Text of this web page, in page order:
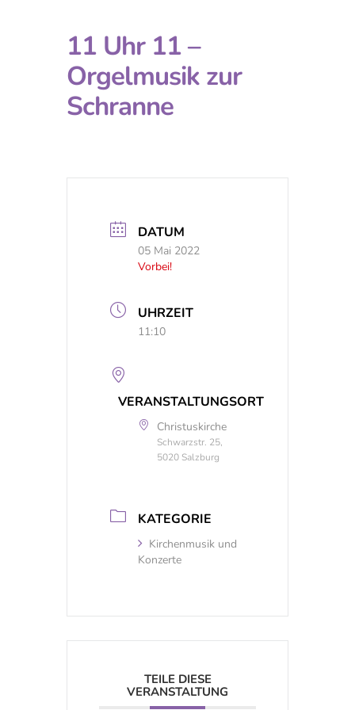
11 Uhr 11 –
Orgelmusik zur
Schranne
DATUM
05 Mai 2022
Vorbei!
UHRZEIT
11:10
VERANSTALTUNGSORT
Christuskirche
Schwarzstr. 25,
5020 Salzburg
KATEGORIE
Kirchenmusik und
Konzerte
TEILE DIESE
VERANSTALTUNG